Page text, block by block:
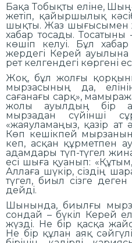
Бақа Тобықты еліне,
жетіп, қайыршылық
шықты. Жаз шығысымен
хабар тосады. Тосатыны
көшіп келуі. Бұл
жердегі Керей ауылына
рет келгендегі көргені
Жоқ, бұл жолғы
мырзасының да,
сағанағы сарқ»,
жолы ауылдың бір
мырзадан сүйінші
«жаяуламаңыз, қазір ат
Көп кешікпей
кеп, асқан құрметпен
адамдары түп-түгел
есі шыға қуанып:
Аллаға шүкір, сіздің
түгел, биыл сізге
дейді.
Шынында, биылғы мырза
сондай – бүкіл Керей
жүзді. Не бір қасқа
Не бір құлан аяқ